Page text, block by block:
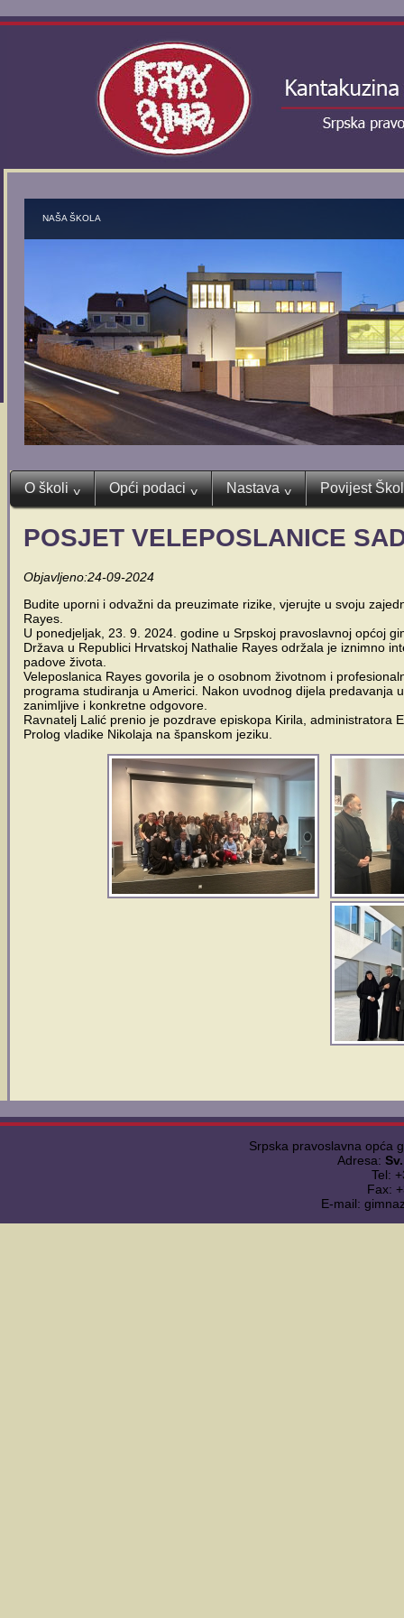
NAŠA ŠKOLA
O školi ^ Opći podaci ^ Nastava ^ Povijest
POSJET VELEPOSLANICE
Objavljeno:24-09-2024
Budite uporni i odvažni da preuzimate rizike, vjerujte u svoju
Rayes.
U ponedjeljak, 23. 9. 2024. godine u Srpskoj pravoslavnoj općoj
Država u Republici Hrvatskoj Nathalie Rayes održala je iznimno
padove života.
Veleposlanica Rayes govorila je o osobnom životnom i
programa studiranja u Americi. Nakon uvodnog dijela
zanimljive i konkretne odgovore.
Ravnatelj Lalić prenio je pozdrave episkopa Kirila, administratora
Prolog vladike Nikolaja na španskom jeziku.
Srpska pravoslavna opća
Adresa:
Tel:
Fax:
E-mail: